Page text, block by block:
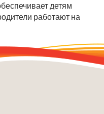
детям
работают на